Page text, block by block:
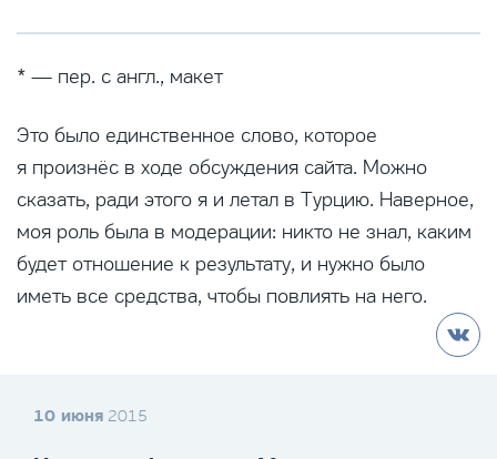
* — пер. с англ., макет
Это было единственное слово, которое
я произнёс в ходе обсуждения сайта. Можно
сказать, ради этого я и летал в Турцию. Наверное,
моя роль была в модерации: никто не знал, каким
будет отношение к результату, и нужно было
иметь все средства, чтобы повлиять на него.
10 июня 2015